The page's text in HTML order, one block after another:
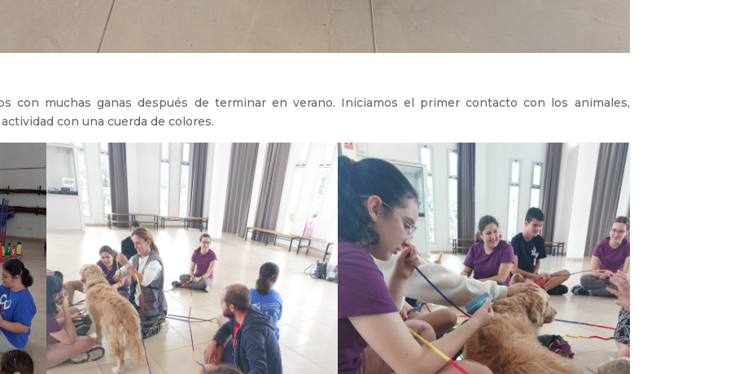
con muchas ganas después de terminar en verano. Iniciamos el primer contacto con los animales,
con una cuerda de colores.